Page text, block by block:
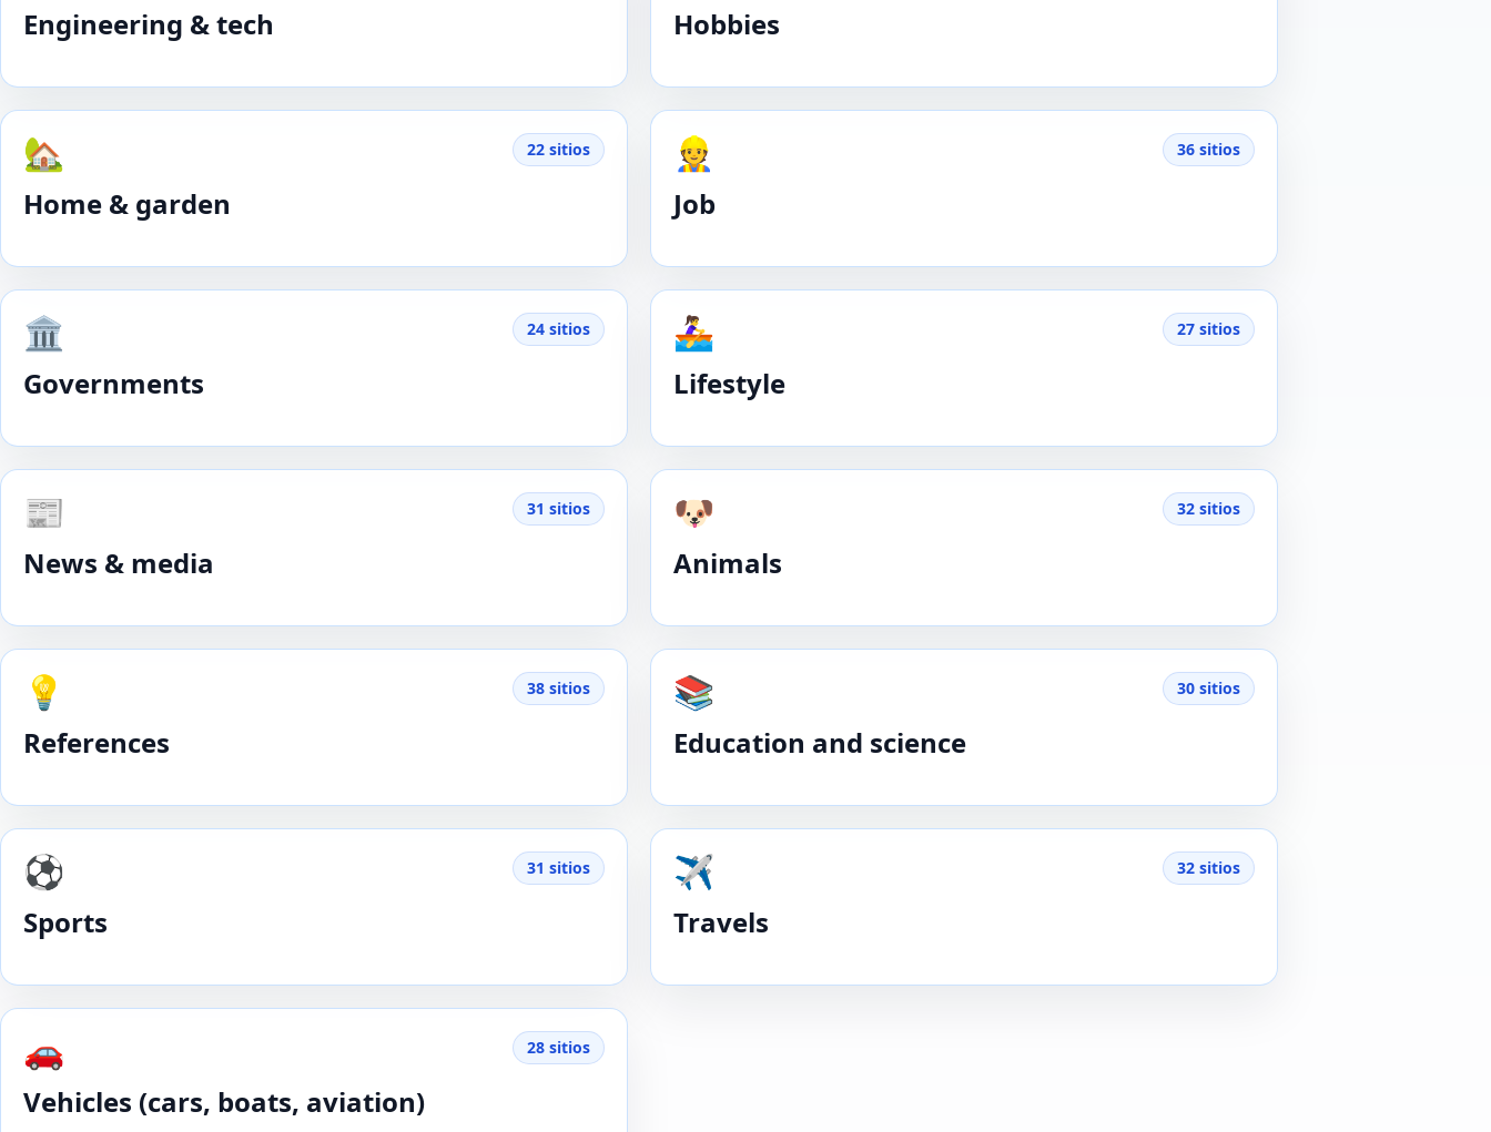
Engineering & tech Hobbies
🏡
Home & garden
22 sitios 👷
Job
36 sitios
🏛️
Governments
24 sitios 🚣‍♀️
Lifestyle
27 sitios
📰
News & media
31 sitios 🐶
Animals
32 sitios
💡
References
38 sitios 📚
Education and science
30 sitios
⚽️
Sports
31 sitios ✈️
Travels
32 sitios
🚗
Vehicles (cars, boats, aviation)
28 sitios